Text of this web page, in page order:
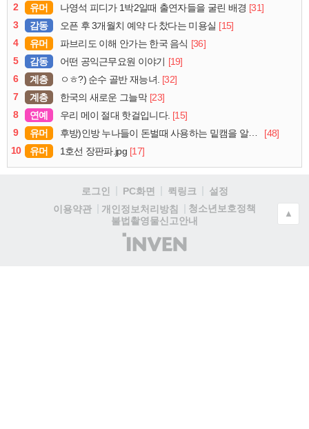
2
유머 나영석 피디가 1박2일때 출연자들을 굴린 배경 [31]
3
감동 오픈 후 3개월치 예약 다 찼다는 미용실 [15]
4
유머 파브리도 이해 안가는 한국 음식 [36]
5
감동 어떤 공익근무요원 이야기 [19]
6
계층 ㅇㅎ?) 순수 골반 재능녀. [32]
7
계층 한국의 새로운 그늘막 [23]
8
연예 우리 메이 절대 핫걸입니다. [15]
9
유머 후방)인방 누나들이 돈벌때 사용하는 밑캠을 알아보자
[48]
10
유머 1호선 장판파.jpg [17]
로그인 PC화면 퀵링크
설정
이용약관
개인정보처리방침
청소년보호정책
불법촬영물신고안내
(주)
인
▲